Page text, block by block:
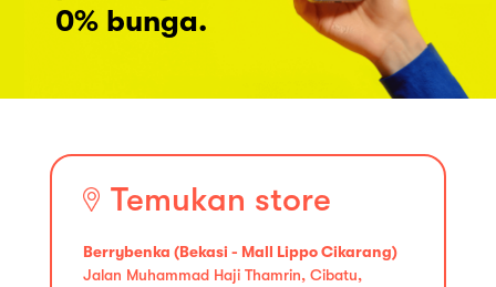
0% bunga.
Temukan store
Berrybenka (Bekasi - Mall Lippo Cikarang)
Jalan Muhammad Haji Thamrin, Cibatu,